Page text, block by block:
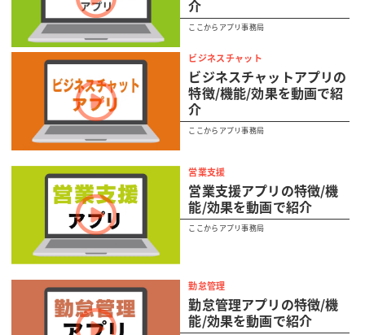
介
ここからアプリ事務局
ビジネスチャット
ビジネスチャットアプリの
特徴/機能/効果を動画で紹
介
ここからアプリ事務局
営業支援
営業支援アプリの特徴/機
能/効果を動画で紹介
ここからアプリ事務局
勤怠管理
勤怠管理アプリの特徴/機
能/効果を動画で紹介